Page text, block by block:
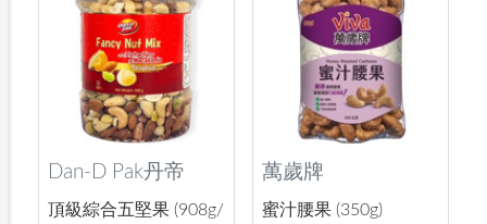
Dan-D Pak丹帝
頂級綜合五堅果 (908g/
萬歲牌
蜜汁腰果 (350g)